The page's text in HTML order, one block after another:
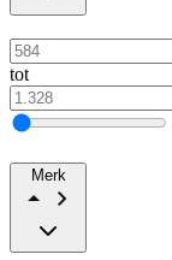
tot
Merk